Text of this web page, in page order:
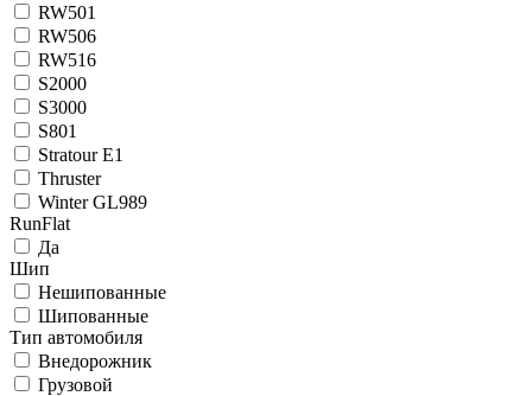
RW501
RW506
RW516
S2000
S3000
S801
Stratour E1
Thruster
Winter GL989
RunFlat
Да
Шип
Нешипованные
Шипованные
Тип автомобиля
Внедорожник
Грузовой